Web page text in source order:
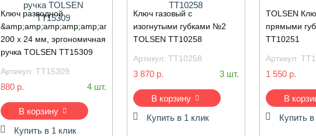
Ключ разводной
200 х 24 мм, эргономичная
ручка TOLSEN TT15309
Артикул: TT15309
880 р. 4 шт.
В корзину
Купить в 1 клик
Ключ газовый с
изогнутыми губками №2
TOLSEN TT10258
Артикул: TT10258
3 870 р. 3 шт.
В корзину
Купить в 1 клик
TOLSEN
прямыми
TT10251
Артикул:
1 550 р.
В
Купить